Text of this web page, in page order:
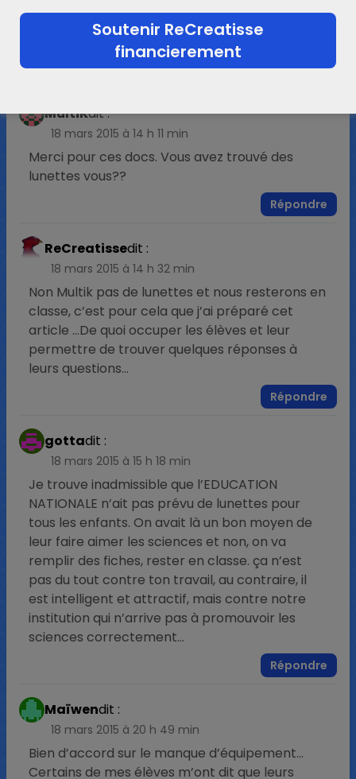
Merci pour ce retour, mes CE1 ont bien
apprécié aussi !
MultiKdit :
18 mars 2015 à 14 h 11 min
Merci pour ces docs. Vous avez trouvé des
lunettes vous??
Répondre
ReCreatissedit :
18 mars 2015 à 14 h 32 min
Non Multik pas de lunettes et nous resterons en
classe, c’est pour cela que j’ai préparé cet
article …De quoi occuper les élèves et leur
permettre de trouver quelques réponses à
leurs questions…
Répondre
gottadit :
18 mars 2015 à 15 h 18 min
Je trouve inadmissible que l’EDUCATION
NATIONALE n’ait pas prévu de lunettes pour
tous les enfants. On avait là un bon moyen de
leur faire aimer les sciences et non, on va
remplir des fiches, rester en classe. ça n’est
pas du tout contre ton travail, au contraire, il
est intelligent et attractif, mais contre notre
institution qui n’arrive pas à promouvoir les
sciences correctement…
Répondre
Maïwendit :
18 mars 2015 à 20 h 49 min
Bien d’accord sur le manque d’équipement…
Certains de mes élèves m’ont dit que leurs
Soutenir ReCreatisse
financierement